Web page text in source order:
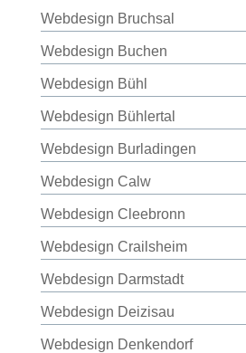
Webdesign Bruchsal
Webdesign Buchen
Webdesign Bühl
Webdesign Bühlertal
Webdesign Burladingen
Webdesign Calw
Webdesign Cleebronn
Webdesign Crailsheim
Webdesign Darmstadt
Webdesign Deizisau
Webdesign Denkendorf